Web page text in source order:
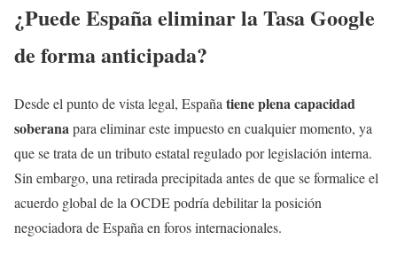
¿Puede España eliminar la Tasa Google
de forma anticipada?
Desde el punto de vista legal, España tiene plena capacidad
soberanapara eliminar este impuesto en cualquier momento, ya
que se trata de un tributo estatal regulado por legislación interna.
Sin embargo, una retirada precipitada antes de que se formalice el
acuerdo global de la OCDE podría debilitar la posición
negociadora de España en foros internacionales.